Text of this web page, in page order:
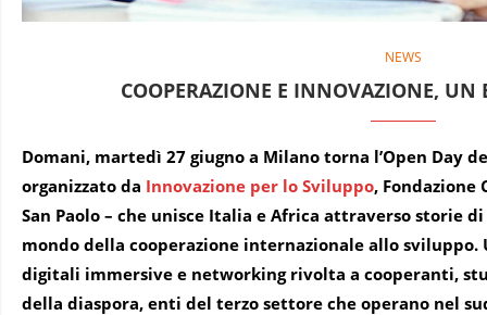
NEWS
COOPERAZIONE E INNOVAZIONE, UN
Domani, martedì 27 giugno a Milano torna l’Open Day
organizzato da Innovazione per lo Sviluppo, Fondazione
San Paolo – che unisce Italia e Africa attraverso storie
mondo della cooperazione internazionale allo sviluppo.
digitali immersive e networking rivolta a cooperanti,
della diaspora, enti del terzo settore che operano nel